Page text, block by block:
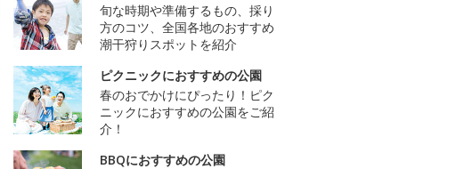
旬な時期や準備するもの、採り
方のコツ、全国各地のおすすめ
潮干狩りスポットを紹介
ピクニックにおすすめの公園
春のおでかけにぴったり！ピク
ニックにおすすめの公園をご紹
介！
BBQにおすすめの公園